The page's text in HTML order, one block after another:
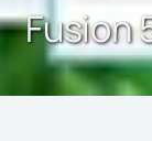
Fusion